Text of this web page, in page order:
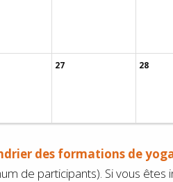
27 28
des formations de
de participants). Si vous êtes